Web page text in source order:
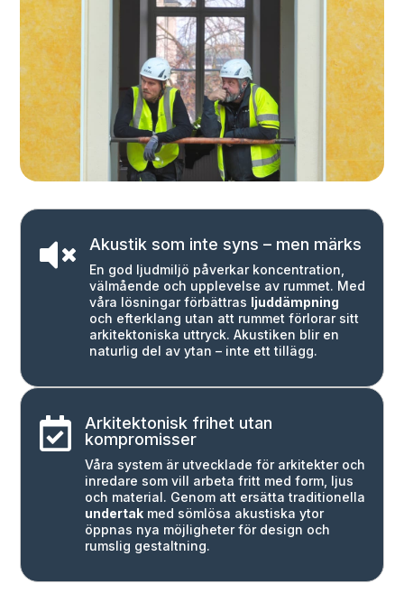
 Akustik som inte syns – men märks
En god ljudmiljö påverkar koncentration,
välmående och upplevelse av rummet. Med
våra lösningar förbättras ljuddämpning
och efterklang utan att rummet förlorar sitt
arkitektoniska uttryck. Akustiken blir en
naturlig del av ytan – inte ett tillägg.

Arkitektonisk frihet utan
kompromisser
Våra system är utvecklade för arkitekter och
inredare som vill arbeta fritt med form, ljus
och material. Genom att ersätta traditionella
undertakmed sömlösa akustiska ytor
öppnas nya möjligheter för design och
rumslig gestaltning.